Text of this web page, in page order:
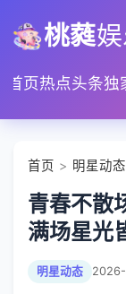
桃蕤
首页热点头条独
首页 > 明星动态
青春不散
满场星光
明星动态